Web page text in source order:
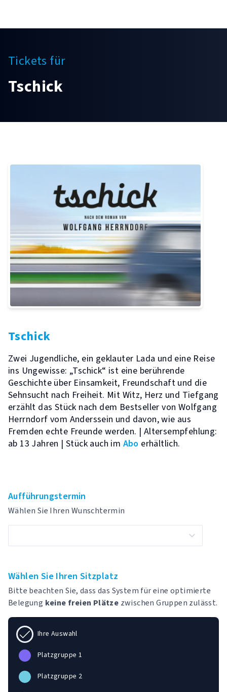
Tickets für
Tschick
Tschick
Zwei Jugendliche, ein geklauter Lada und eine Reise
ins Ungewisse: „Tschick“ ist eine berührende
Geschichte über Einsamkeit, Freundschaft und die
Sehnsucht nach Freiheit. Mit Witz, Herz und Tiefgang
erzählt das Stück nach dem Bestseller von Wolfgang
Herrndorf vom Anderssein und davon, wie aus
Fremden echte Freunde werden. | Altersempfehlung:
ab 13 Jahren | Stück auch im Abo erhältlich.
Aufführungstermin
Wählen Sie Ihren Wunschtermin
Wählen Sie Ihren Sitzplatz
Bitte beachten Sie, dass das System für eine optimierte
Belegung keine freien Plätze zwischen Gruppen zulässt.
Ihre Auswahl
Platzgruppe 1
Platzgruppe 2